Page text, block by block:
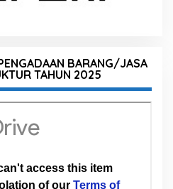
BARANG/JASA
TAHUN 2025